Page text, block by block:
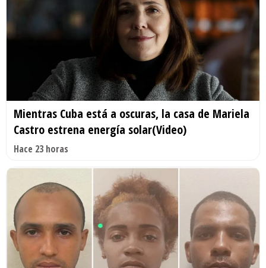
Mientras Cuba está a oscuras, la casa de Mariela
Castro estrena energía solar(Video)
Hace 23 horas